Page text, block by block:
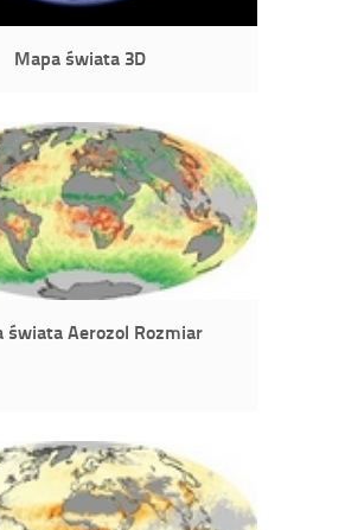
Mapa świata 3D
świata Aerozol Rozmiar